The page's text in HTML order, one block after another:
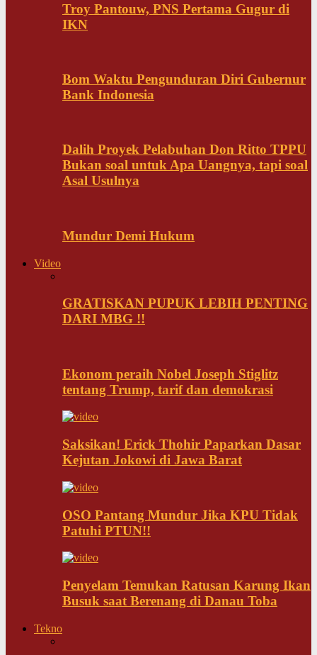
Troy Pantouw, PNS Pertama Gugur di
IKN
Bom Waktu Pengunduran Diri Gubernur
Bank Indonesia
Dalih Proyek Pelabuhan Don Ritto TPPU
Bukan soal untuk Apa Uangnya, tapi soal
Asal Usulnya
Mundur Demi Hukum
Video
GRATISKAN PUPUK LEBIH PENTING
DARI MBG !!
Ekonom peraih Nobel Joseph Stiglitz
tentang Trump, tarif dan demokrasi
Saksikan! Erick Thohir Paparkan Dasar
Kejutan Jokowi di Jawa Barat
OSO Pantang Mundur Jika KPU Tidak
Patuhi PTUN!!
Penyelam Temukan Ratusan Karung Ikan
Busuk saat Berenang di Danau Toba
Tekno